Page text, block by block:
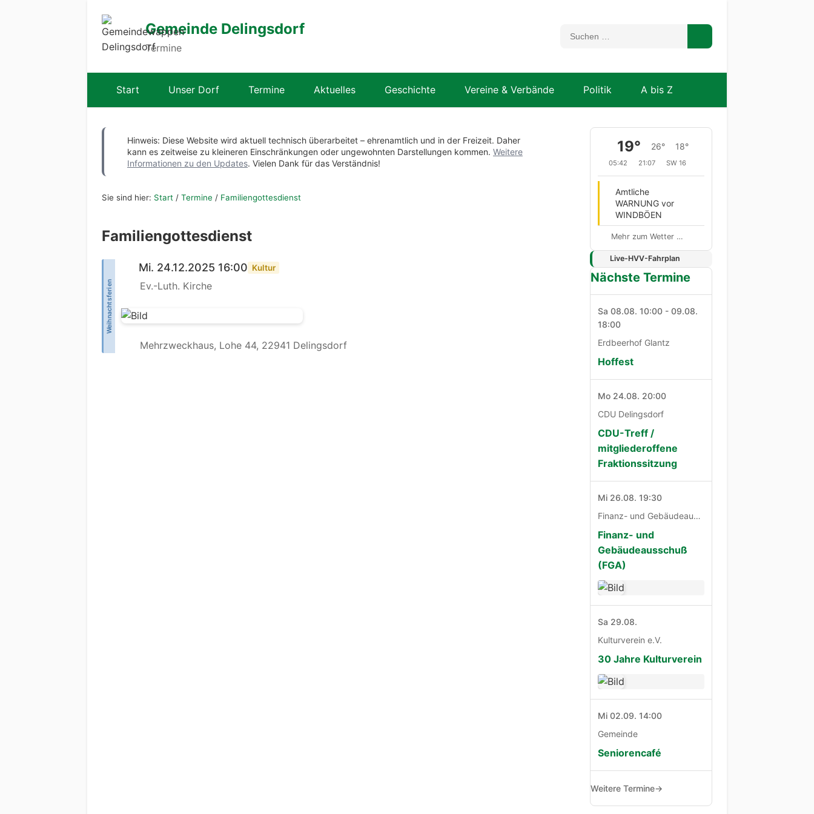
Gemeinde Delingsdorf
Termine
Start Unser Dorf Termine Aktuelles Geschichte Vereine & Verbände Politik A bis Z
Hinweis: Diese Website wird aktuell technisch überarbeitet – ehrenamtlich und in der Freizeit. Daher
kann es zeitweise zu kleineren Einschränkungen oder ungewohnten Darstellungen kommen. Weitere
Informationen zu den Updates. Vielen Dank für das Verständnis!
Sie sind hier: Start / Termine / Familiengottesdienst
Familiengottesdienst
Weihnachtsferien
Mi. 24.12.2025 16:00 Kultur
Ev.-Luth. Kirche
Mehrzweckhaus, Lohe 44, 22941 Delingsdorf
19° 26° 18°
05:42 21:07 SW 16
Amtliche
WARNUNG vor
WINDBÖEN
Mehr zum Wetter …
Live-HVV-Fahrplan
Nächste Termine
Sa 08.08. 10:00 - 09.08.
18:00
Erdbeerhof Glantz
Hoffest
Mo 24.08. 20:00
CDU Delingsdorf
CDU-Treff /
mitgliederoffene
Fraktionssitzung
Mi 26.08. 19:30
Finanz- und Gebäudeausschuß
Finanz- und
Gebäudeausschuß
(FGA)
Sa 29.08.
Kulturverein e.V.
30 Jahre Kulturverein
Mi 02.09. 14:00
Gemeinde
Seniorencafé
Weitere Termine→